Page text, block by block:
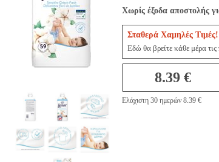
Χωρίς έξοδα αποστολής
Σταθερά Χαμηλές Τιμές!
Εδώ θα βρείτε κάθε μέρα τις
8.39 €
Ελάχιστη 30 ημερών 8.39 €